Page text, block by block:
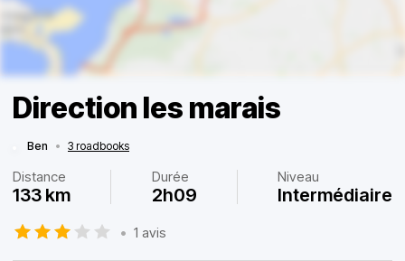
Direction les marais
Ben • 3 roadbooks
Distance
133 km
Durée
2h09
Niveau
Intermédiaire
• 1 avis